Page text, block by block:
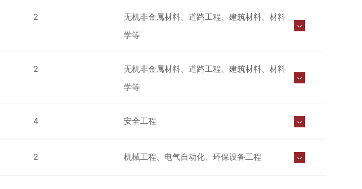
2
无机非金属材料、道路工程、建筑材料、材料
学等
2
无机非金属材料、道路工程、建筑材料、材料
学等
4 安全工程
2 机械工程、电气自动化、环保设备工程